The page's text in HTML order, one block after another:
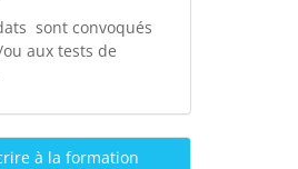
sont convoqués
ou aux tests de
à la formation